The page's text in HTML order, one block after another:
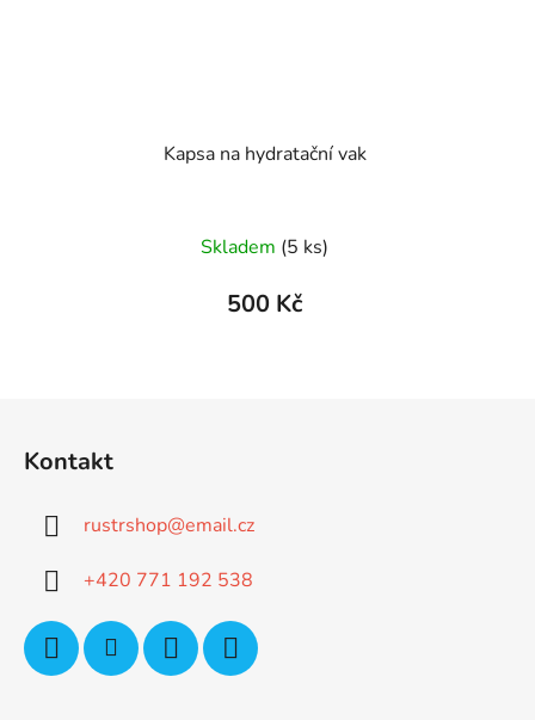
Kapsa na hydratační vak
Skladem (5 ks)
500 Kč
Kontakt
rustrshop@email.cz
+420 771 192 538